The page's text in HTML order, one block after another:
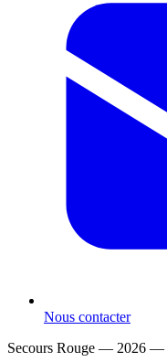
Nous contacter
Secours Rouge — 2026 —